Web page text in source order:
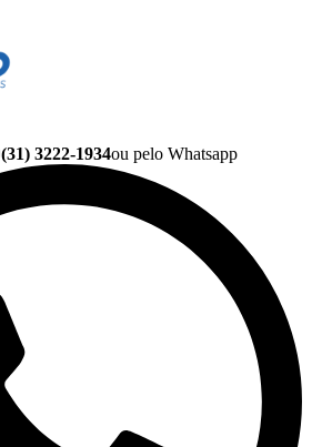
(31) 3222-1934ou pelo Whatsapp